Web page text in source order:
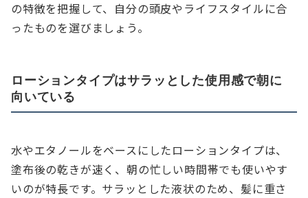
の特徴を把握して、自分の頭皮やライフスタイルに合
ったものを選びましょう。
ローションタイプはサラッとした使用感で朝に
向いている
水やエタノールをベースにしたローションタイプは、
塗布後の乾きが速く、朝の忙しい時間帯でも使いやす
いのが特長です。サラッとした液状のため、髪に重さ